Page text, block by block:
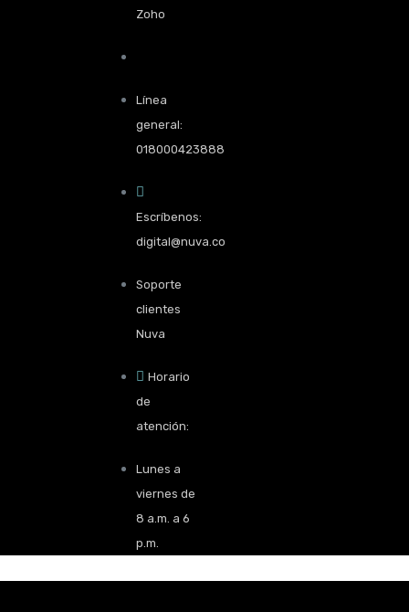
Zoho
Línea
general:
018000423888
Escríbenos:
digital@nuva.co
Soporte
clientes
Nuva
Horario
de
atención:
Lunes a
viernes de
8 a.m. a 6
p.m.